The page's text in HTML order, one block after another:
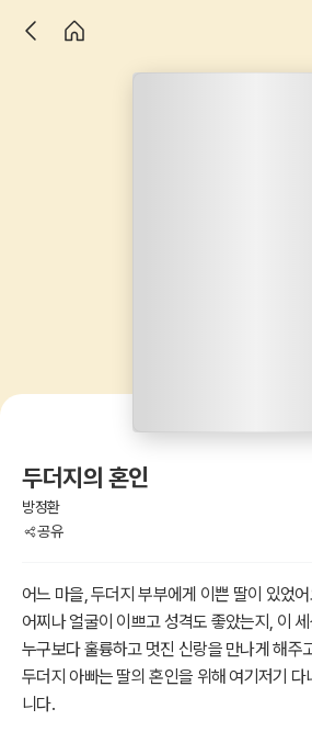
두더지의 혼인
방정환
공유
어느 마을, 두더지 부부에게 이쁜 딸이 있었
어찌나 얼굴이 이쁘고 성격도 좋았는지, 이
누구보다 훌륭하고 멋진 신랑을 만나게 해주
두더지 아빠는 딸의 혼인을 위해 여기저기
니다.